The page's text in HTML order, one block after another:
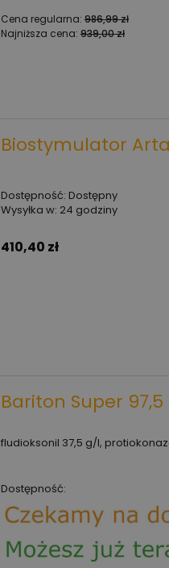
Cena regularna:986,99 zł
Najniższa cena:939,00 zł
Biostymulator
Dostępność: Dostępny
Wysyłka w: 24 godziny
410,40 zł
Bariton Super 97,5
fludioksonil 37,5 g/l,
Dostępność: